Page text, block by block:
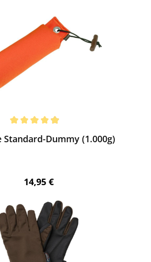
Dummy (1.000g)
Regulärer Preis:
14,95 €